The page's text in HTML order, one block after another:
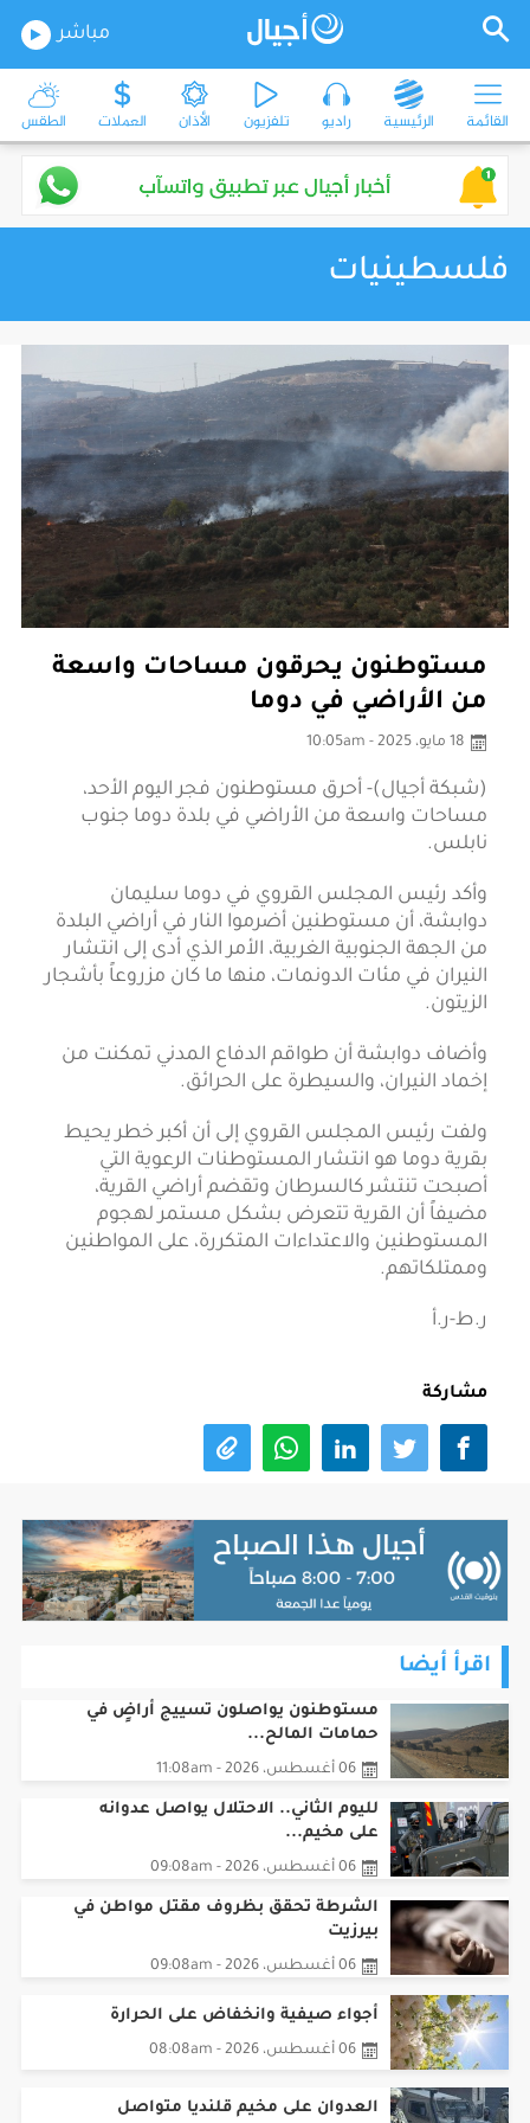
مباشر
القائمة الرئيسية راديو تلفزيون الأذان العملات الطقس
فلسطينيات
مستوطنون يحرقون مساحات واسعة
من الأراضي في دوما
18 مايو، 2025 - 10:05am
(شبكة أجيال)- أحرق مستوطنون فجر اليوم الأحد،
مساحات واسعة من الأراضي في بلدة دوما جنوب
نابلس.
وأكد رئيس المجلس القروي في دوما سليمان
دوابشة، أن مستوطنين أضرموا النار في أراضي البلدة
من الجهة الجنوبية الغربية، الأمر الذي أدى إلى انتشار
النيران في مئات الدونمات، منها ما كان مزروعاً بأشجار
الزيتون.
وأضاف دوابشة أن طواقم الدفاع المدني تمكنت من
إخماد النيران، والسيطرة على الحرائق.
ولفت رئيس المجلس القروي إلى أن أكبر خطر يحيط
بقرية دوما هو انتشار المستوطنات الرعوية التي
أصبحت تنتشر كالسرطان وتقضم أراضي القرية،
مضيفاً أن القرية تتعرض بشكل مستمر لهجوم
المستوطنين والاعتداءات المتكررة، على المواطنين
وممتلكاتهم.
ر.ط-ر.أ
مشاركة
اقرأ أيضا
مستوطنون يواصلون تسييج أراضٍ في
حمامات المالح...
06 أغسطس، 2026 - 11:08am
لليوم الثاني.. الاحتلال يواصل عدوانه
على مخيم...
06 أغسطس، 2026 - 09:08am
الشرطة تحقق بظروف مقتل مواطن في
بيرزيت
06 أغسطس، 2026 - 09:08am
أجواء صيفية وانخفاض على الحرارة
06 أغسطس، 2026 - 08:08am
العدوان على مخيم قلنديا متواصل